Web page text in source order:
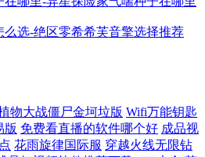
选-绝区零希希芙音擎选择推荐
物大战僵尸金坷垃版 Wifi万能钥匙
版 免费看直播的软件哪个好 成品视
花雨旋律国际服 穿越火线无限钻